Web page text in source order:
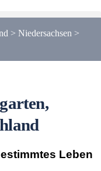
> Niedersachsen >
Leben